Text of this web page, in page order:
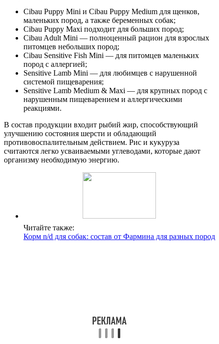
Cibau Puppy Mini и Cibau Puppy Medium для щенков,
маленьких пород, а также беременных собак;
Cibau Puppy Maxi подходит для больших пород;
Cibau Adult Mini — полноценный рацион для взрослых
питомцев небольших пород;
Cibau Sensitive Fish Mini — для питомцев маленьких
пород с аллергией;
Sensitive Lamb Mini — для любимцев с нарушенной
системой пищеварения;
Sensitive Lamb Medium & Maxi — для крупных пород с
нарушенным пищеварением и аллергическими
реакциями.
В состав продукции входит рыбий жир, способствующий
улучшению состояния шерсти и обладающий
противовоспалительным действием. Рис и кукуруза
считаются легко усваиваемыми углеводами, которые дают
организму необходимую энергию.
Читайте также:
Корм n/d для собак: состав от Фармина для разных пород